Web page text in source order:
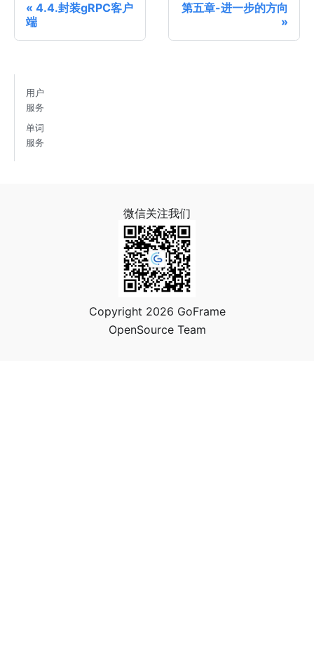
4.4.封装gRPC客户
端
第五章-进一步的方向
用户
服务
单词
服务
微信关注我们
Copyright 2026 GoFrame
OpenSource Team